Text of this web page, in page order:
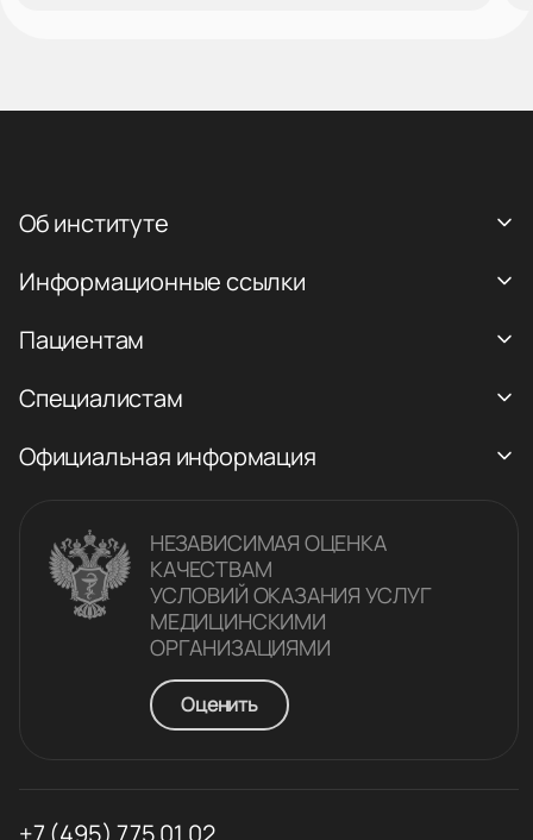
Об институте
Информационные ссылки
Пациентам
Специалистам
Официальная информация
НЕЗАВИСИМАЯ ОЦЕНКА
КАЧЕСТВАM
УСЛОВИЙ ОКАЗАНИЯ УСЛУГ
МЕДИЦИНСКИМИ
ОРГАНИЗАЦИЯМИ
Оценить